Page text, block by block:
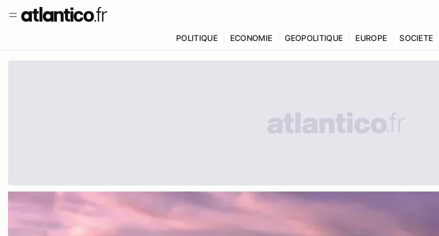
POLITIQUE ECONOMIE GEOPOLITIQUE EUROPE SOCIETE